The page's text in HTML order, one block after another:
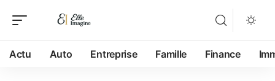
Actu Auto Entreprise Famille Finance